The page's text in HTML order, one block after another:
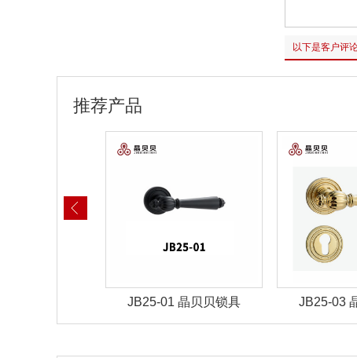
以下是客户评
推荐产品
JB25-03 晶贝贝锁具 JB25-07